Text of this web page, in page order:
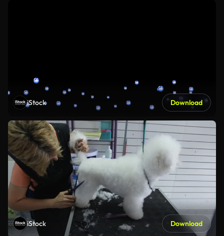
iStock Download
iStock Download